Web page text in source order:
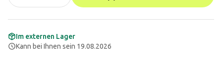
Im externen Lager
Kann bei Ihnen sein 19.08.2026